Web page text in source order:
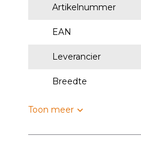
Artikelnummer
EAN
Leverancier
Breedte
Toon meer